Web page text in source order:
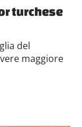
turchese
del
maggiore